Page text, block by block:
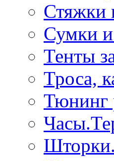
Стяжки
Сумки и
Тенты
Троса,
Тюнинг